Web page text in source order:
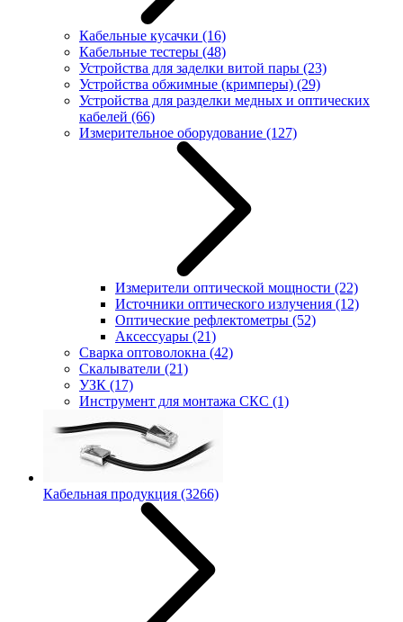
Кабельные кусачки (16)
Кабельные тестеры (48)
Устройства для заделки витой пары (23)
Устройства обжимные (кримперы) (29)
Устройства для разделки медных и оптических
кабелей (66)
Измерительное оборудование (127)
Измерители оптической мощности (22)
Источники оптического излучения (12)
Оптические рефлектометры (52)
Аксессуары (21)
Сварка оптоволокна (42)
Скалыватели (21)
УЗК (17)
Инструмент для монтажа СКС (1)
Кабельная продукция (3266)